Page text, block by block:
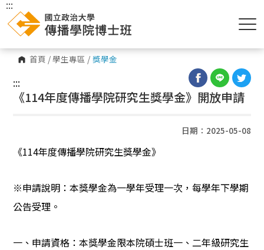
首頁 /學生專區 / 獎學金
:::
:::
《114年度傳播學院研究生獎學金》開放申請
日期：2025-05-08
《114年度傳播學院研究生獎學金》
※申請說明：本獎學金為一學年受理一次，每學年下學期
公告受理。
一、申請資格：本獎學金限本院碩士班一、二年級研究生